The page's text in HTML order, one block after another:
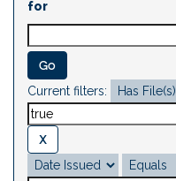
for
Current filters: